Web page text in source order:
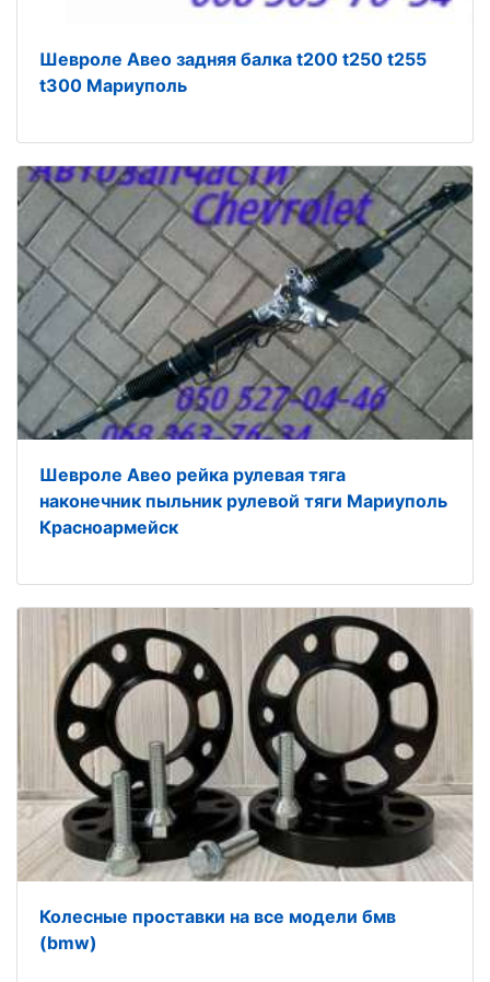
Шевроле Авео задняя балка t200 t250 t255
t300 Мариуполь
Шевроле Авео рейка рулевая тяга
наконечник пыльник рулевой тяги Мариуполь
Красноармейск
Колесные проставки на все модели бмв
(bmw)